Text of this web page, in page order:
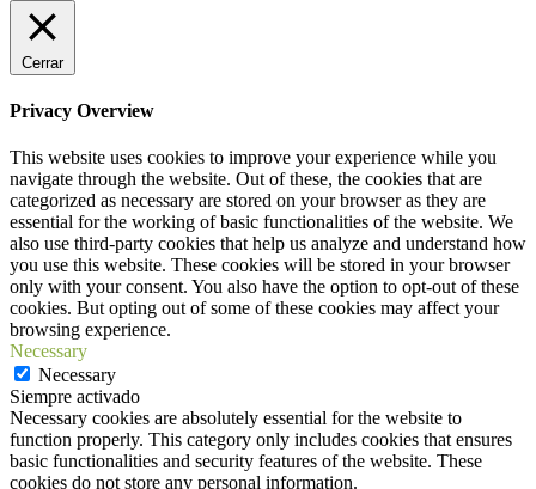
Cerrar
Privacy Overview
This website uses cookies to improve your experience while you
navigate through the website. Out of these, the cookies that are
categorized as necessary are stored on your browser as they are
essential for the working of basic functionalities of the website. We
also use third-party cookies that help us analyze and understand how
you use this website. These cookies will be stored in your browser
only with your consent. You also have the option to opt-out of these
cookies. But opting out of some of these cookies may affect your
browsing experience.
Necessary
Necessary
Siempre activado
Necessary cookies are absolutely essential for the website to
function properly. This category only includes cookies that ensures
basic functionalities and security features of the website. These
cookies do not store any personal information.